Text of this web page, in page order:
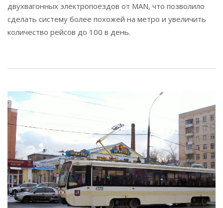
двухвагонных электропоездов от MAN, что позволило
сделать систему более похожей на метро и увеличить
количество рейсов до 100 в день.